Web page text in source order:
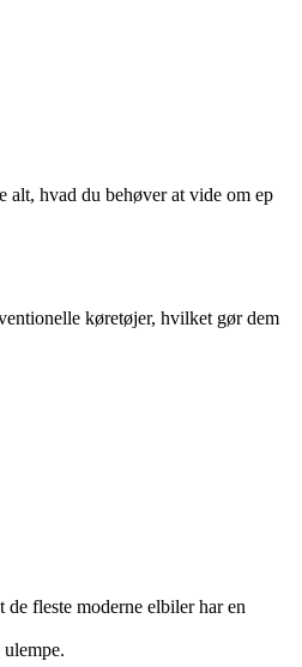
alt, hvad du behøver at vide om ep
køretøjer, hvilket gør dem
fleste moderne elbiler har en